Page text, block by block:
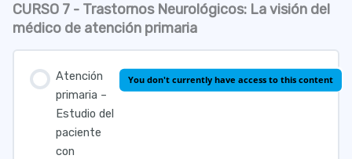
–
Sesión
2
Lección Contenido
Cuestionario Enfermedades Psiquiátricas y Adiciones
CURSO 7 - Trastornos Neurológicos: La visión del
médico de atención primaria
Atención
primaria –
Estudio del
paciente
con
You don't currently have access to this content